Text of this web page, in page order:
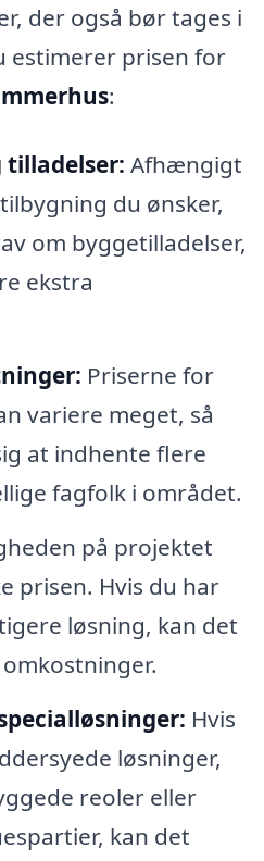
der også bør tages i
estimerer prisen for
:
tilladelser: Afhængigt
du ønsker,
om byggetilladelser,
ekstra
Priserne for
variere meget, så
at indhente flere
fagfolk i området.
på projektet
prisen. Hvis du har
løsning, kan det
Hvis
løsninger,
reoler eller
kan det